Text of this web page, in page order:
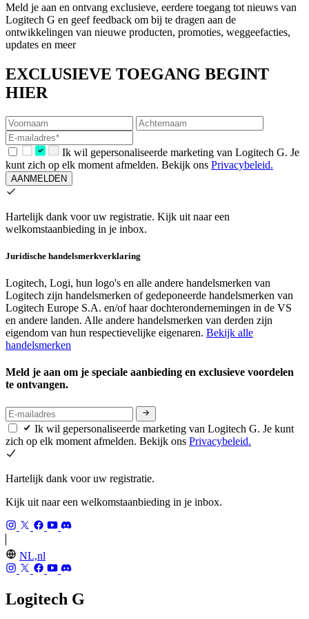
Meld je aan en ontvang exclusieve, eerdere toegang tot nieuws van
Logitech G en geef feedback om bij te dragen aan de
ontwikkelingen van nieuwe producten, promoties, weggeefacties,
updates en meer
EXCLUSIEVE TOEGANG BEGINT
HIER
Ik wil gepersonaliseerde marketing van Logitech G. Je
kunt zich op elk moment afmelden. Bekijk ons Privacybeleid.
AANMELDEN
Hartelijk dank voor uw registratie. Kijk uit naar een
welkomstaanbieding in je inbox.
Juridische handelsmerkverklaring
Logitech, Logi, hun logo's en alle andere handelsmerken van
Logitech zijn handelsmerken of gedeponeerde handelsmerken van
Logitech Europe S.A. en/of haar dochterondernemingen in de VS
en andere landen. Alle andere handelsmerken van derden zijn
eigendom van hun respectievelijke eigenaren. Bekijk alle
handelsmerken
Meld je aan om je speciale aanbieding en exclusieve voordelen
te ontvangen.
Ik wil gepersonaliseerde marketing van Logitech G. Je kunt
zich op elk moment afmelden. Bekijk ons Privacybeleid.
Hartelijk dank voor uw registratie.
Kijk uit naar een welkomstaanbieding in je inbox.
NL,nl
Logitech G